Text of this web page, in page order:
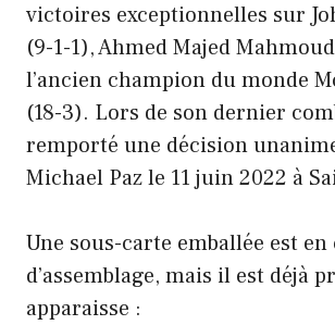
victoires exceptionnelles sur
(9-1-1), Ahmed Majed
l’ancien champion du monde
(18-3). Lors de son dernier
remporté une décision
Michael Paz le 11 juin 2022 à
Une sous-carte emballée est en
d’assemblage, mais il est déjà
apparaisse :